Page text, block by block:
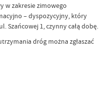
w zakresie zimowego
– dyspozycyjny, który
Szańcowej 1, czynny całą dobę.
dróg można zgłaszać